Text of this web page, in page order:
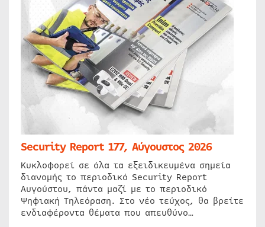
Security Report 177, Αύγουστος 2026
Κυκλοφορεί σε όλα τα εξειδικευμένα σημεία
διανομής το περιοδικό Security Report
Αυγούστου, πάντα μαζί με το περιοδικό
Ψηφιακή Τηλεόραση. Στο νέο τεύχος, θα βρείτε
ενδιαφέροντα θέματα που απευθύνο…